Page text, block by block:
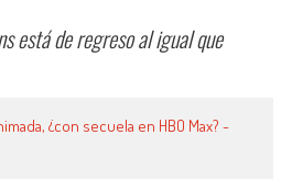
está de regreso al igual que
¿con secuela en HBO Max? -